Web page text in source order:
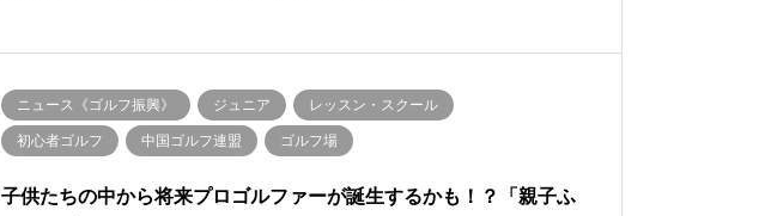
ニュース《ゴルフ振興》 ジュニア レッスン・スクール
初心者ゴルフ 中国ゴルフ連盟 ゴルフ場
子供たちの中から将来プロゴルファーが誕生するかも！？「親子ふ